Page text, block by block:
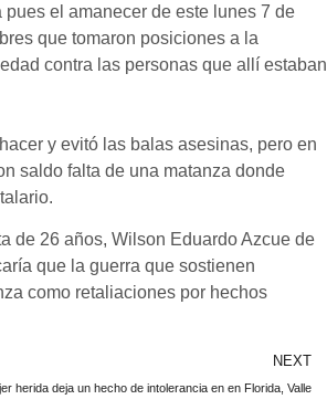
el amanecer de este lunes 7 de
que tomaron posiciones a la
contra las personas que allí estaban
y evitó las balas asesinas, pero en
saldo falta de una matanza donde
de 26 años, Wilson Eduardo Azcue de
que la guerra que sostienen
como retaliaciones por hechos
NEXT
herida deja un hecho de intolerancia en en Florida, Valle